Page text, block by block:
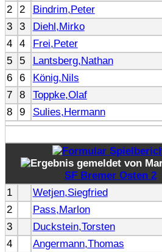
2
2 Bindrim,Peter
3
3 Diehl,Mirko
4
4 Frei,Peter
5
5 Lantsberg,Nathan
6
6 König,Nils
7
8 Toppke,Olaf
8
9 Sulies,Hermann
SF Bremer Osten 2
1 Wetjen,Siegfried
2
Pass,Marlon
3
Duckstein,Torsten
4
Angermann,Thomas